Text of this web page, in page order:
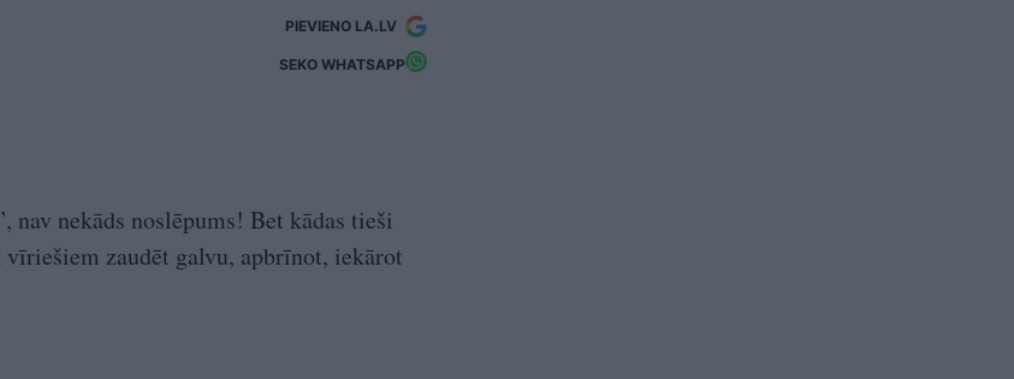
PIEVIENO LA.LV
SEKO WHATSAPP
nav nekāds noslēpums! Bet kādas tieši
zaudēt galvu, apbrīnot, iekārot